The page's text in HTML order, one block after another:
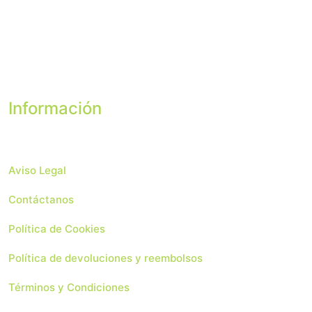
Información
Aviso Legal
Contáctanos
Política de Cookies
Política de devoluciones y reembolsos
Términos y Condiciones